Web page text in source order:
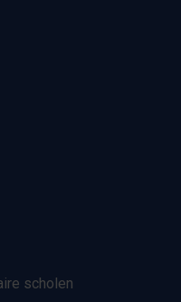
scholen